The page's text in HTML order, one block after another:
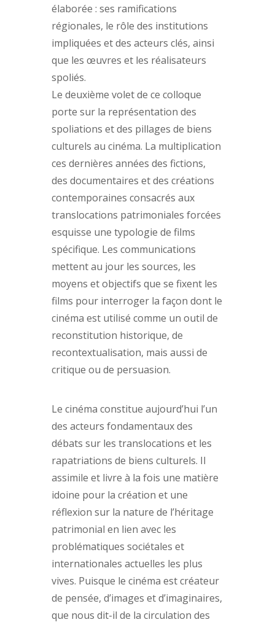
élaborée : ses ramifications
régionales, le rôle des institutions
impliquées et des acteurs clés, ainsi
que les œuvres et les réalisateurs
spoliés.
Le deuxième volet de ce colloque
porte sur la représentation des
spoliations et des pillages de biens
culturels au cinéma. La multiplication
ces dernières années des fictions,
des documentaires et des créations
contemporaines consacrés aux
translocations patrimoniales forcées
esquisse une typologie de films
spécifique. Les communications
mettent au jour les sources, les
moyens et objectifs que se fixent les
films pour interroger la façon dont le
cinéma est utilisé comme un outil de
reconstitution historique, de
recontextualisation, mais aussi de
critique ou de persuasion.
Le cinéma constitue aujourd’hui l’un
des acteurs fondamentaux des
débats sur les translocations et les
rapatriations de biens culturels. Il
assimile et livre à la fois une matière
idoine pour la création et une
réflexion sur la nature de l’héritage
patrimonial en lien avec les
problématiques sociétales et
internationales actuelles les plus
vives. Puisque le cinéma est créateur
de pensée, d’images et d’imaginaires,
que nous dit-il de la circulation des